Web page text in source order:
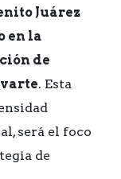
Juárez
en la
de
. Esta
será el foco
de